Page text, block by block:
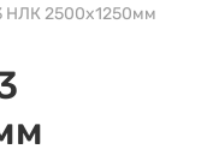
НЛК 2500х1250мм